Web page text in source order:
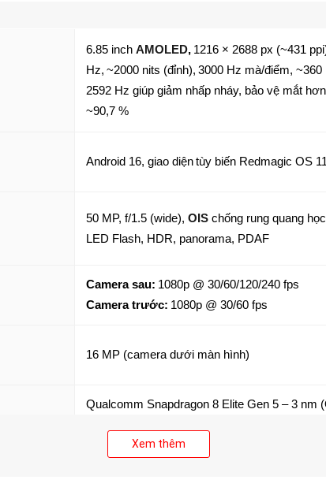
6.85 inch AMOLED, 1216 × 2688 px (~431
Hz, ~2000 nits (đỉnh), 3000 Hz mà/điểm, ~360
2592 Hz giúp giảm nhấp nháy, bảo vệ mắt
~90,7 %
Android 16, giao diện tùy biến Redmagic OS 11
50 MP, f/1.5 (wide), OISchống rung quang học
LED Flash, HDR, panorama, PDAF
Camerasau: 1080p @ 30/60/120/240 fps
Camera trước: 1080p @ 30/60 fps
16 MP (camera dưới màn hình)
Qualcomm Snapdragon 8 Elite Gen 5 – 3 nm
Xem thêm